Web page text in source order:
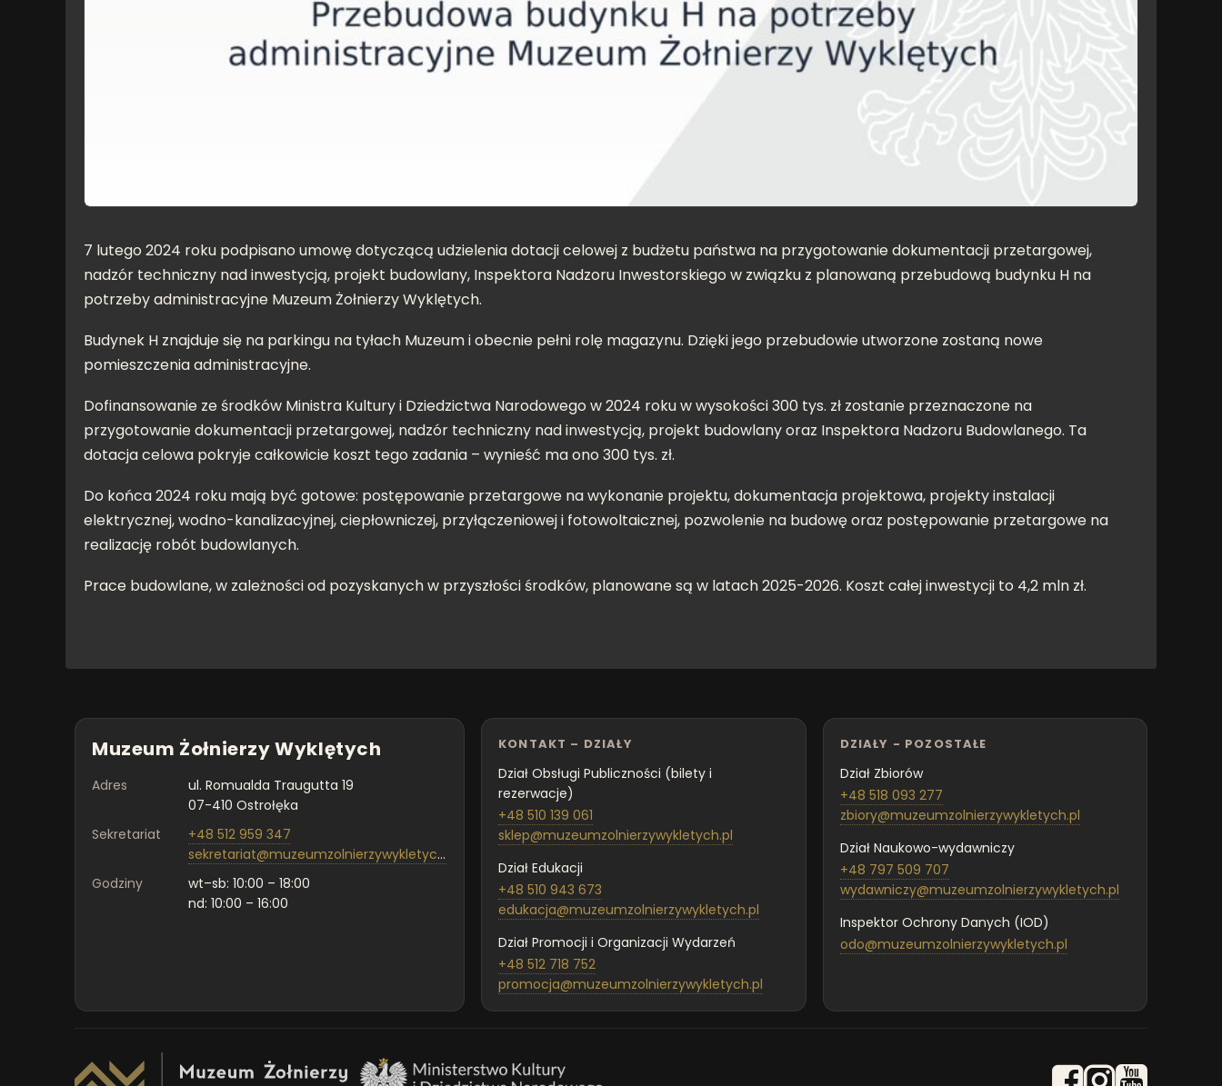
7 lutego 2024 roku podpisano umowę dotyczącą udzielenia dotacji celowej z budżetu państwa na przygotowanie dokumentacji przetargowej,
nadzór techniczny nad inwestycją, projekt budowlany, Inspektora Nadzoru Inwestorskiego w związku z planowaną przebudową budynku H na
potrzeby administracyjne Muzeum Żołnierzy Wyklętych.
Budynek H znajduje się na parkingu na tyłach Muzeum i obecnie pełni rolę magazynu. Dzięki jego przebudowie utworzone zostaną nowe
pomieszczenia administracyjne.
Dofinansowanie ze środków Ministra Kultury i Dziedzictwa Narodowego w 2024 roku w wysokości 300 tys. zł zostanie przeznaczone na
przygotowanie dokumentacji przetargowej, nadzór techniczny nad inwestycją, projekt budowlany oraz Inspektora Nadzoru Budowlanego. Ta
dotacja celowa pokryje całkowicie koszt tego zadania – wynieść ma ono 300 tys. zł.
Do końca 2024 roku mają być gotowe: postępowanie przetargowe na wykonanie projektu, dokumentacja projektowa, projekty instalacji
elektrycznej, wodno-kanalizacyjnej, ciepłowniczej, przyłączeniowej i fotowoltaicznej, pozwolenie na budowę oraz postępowanie przetargowe na
realizację robót budowlanych.
Prace budowlane, w zależności od pozyskanych w przyszłości środków, planowane są w latach 2025-2026. Koszt całej inwestycji to 4,2 mln zł.
Muzeum Żołnierzy Wyklętych
Adres
ul. Romualda Traugutta 19
07-410 Ostrołęka
Sekretariat
+48 512 959 347
sekretariat@muzeumzolnierzywykletych.pl
Godziny
wt–sb: 10:00 – 18:00
nd: 10:00 – 16:00
KONTAKT – DZIAŁY
Dział Obsługi Publiczności (bilety i
rezerwacje)
+48 510 139 061
sklep@muzeumzolnierzywykletych.pl
Dział Edukacji
+48 510 943 673
edukacja@muzeumzolnierzywykletych.pl
Dział Promocji i Organizacji Wydarzeń
+48 512 718 752
promocja@muzeumzolnierzywykletych.pl
DZIAŁY - POZOSTAŁE
Dział Zbiorów
+48 518 093 277
zbiory@muzeumzolnierzywykletych.pl
Dział Naukowo-wydawniczy
+48 797 509 707
wydawniczy@muzeumzolnierzywykletych.pl
Inspektor Ochrony Danych (IOD)
odo@muzeumzolnierzywykletych.pl